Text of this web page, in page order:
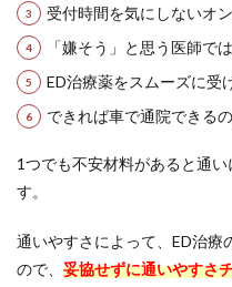
受付時間を気にしないオ
「嫌そう」と思う医師で
ED治療薬をスムーズに受
できれば車で通院できる
1つでも不安材料があると通
す。
通いやすさによって、ED治療
ので、 妥協せずに通いやすさ